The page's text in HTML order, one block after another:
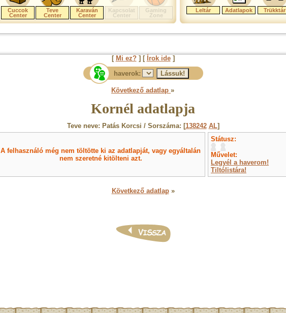
Cuccok
Center
Teve
Center
Karaván
Center
Kapcsolat
Center
Gaming
Zone
Leltár Adatlapok Trükktár
[ Mi ez?] [ Írok ide]
haverok:
Következő adatlap »
Kornél adatlapja
Teve neve: Patás Korcsi / Sorszáma: [138242 AL]
A felhasználó még nem töltötte ki az adatlapját, vagy egyáltalán
nem szeretné kitölteni azt.
Státusz:
Művelet:
Legyél a haverom!
Tiltólistára!
Következő adatlap»